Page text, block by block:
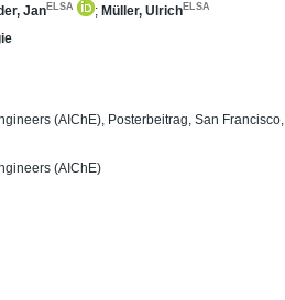
JanELSA ; Müller, UlrichELSA
(AIChE), Posterbeitrag, San Francisco,
(AIChE)